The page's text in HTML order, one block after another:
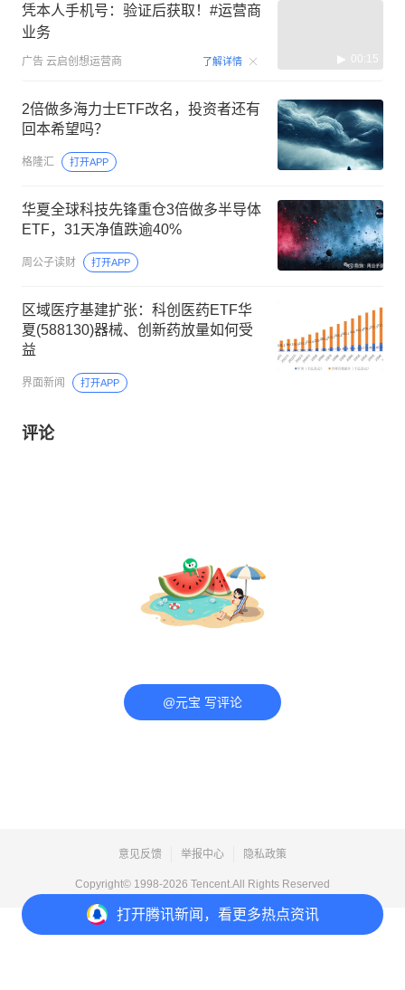
打开腾讯新闻，看更多热点资讯
凭本人手机号：验证后获取！#运营商
业务
广告 云启创想运营商 了解详情 00:15
2倍做多海力士ETF改名，投资者还有
回本希望吗？
格隆汇 打开APP
华夏全球科技先锋重仓3倍做多半导体
ETF，31天净值跌逾40%
周公子读财 打开APP
区域医疗基建扩张：科创医药ETF华
夏(588130)器械、创新药放量如何受
益
界面新闻 打开APP
评论
@元宝 写评论
意见反馈 举报中心 隐私政策
Copyright© 1998-2026 Tencent.All Rights Reserved